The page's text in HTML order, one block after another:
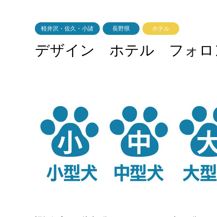
軽井沢・佐久・小諸 長野県 ホテル
デザイン ホテル フォロ